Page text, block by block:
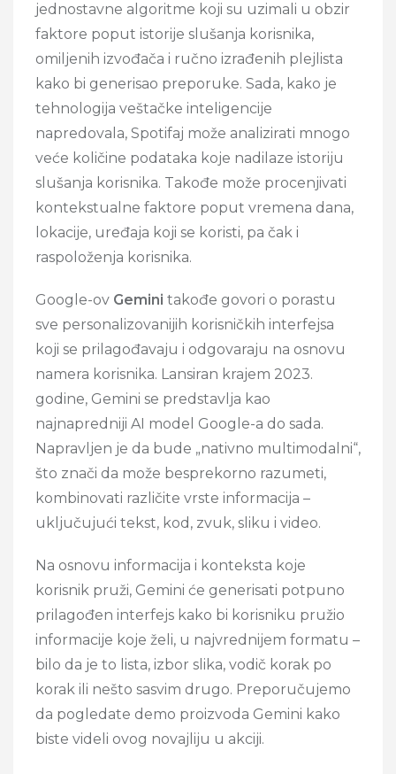
jednostavne algoritme koji su uzimali u obzir
faktore poput istorije slušanja korisnika,
omiljenih izvođača i ručno izrađenih plejlista
kako bi generisao preporuke. Sada, kako je
tehnologija veštačke inteligencije
napredovala, Spotifaj može analizirati mnogo
veće količine podataka koje nadilaze istoriju
slušanja korisnika. Takođe može procenjivati
kontekstualne faktore poput vremena dana,
lokacije, uređaja koji se koristi, pa čak i
raspoloženja korisnika.
Google-ov Gemini takođe govori o porastu
sve personalizovanijih korisničkih interfejsa
koji se prilagođavaju i odgovaraju na osnovu
namera korisnika. Lansiran krajem 2023.
godine, Gemini se predstavlja kao
najnapredniji AI model Google-a do sada.
Napravljen je da bude „nativno multimodalni“,
što znači da može besprekorno razumeti,
kombinovati različite vrste informacija –
uključujući tekst, kod, zvuk, sliku i video.
Na osnovu informacija i konteksta koje
korisnik pruži, Gemini će generisati potpuno
prilagođen interfejs kako bi korisniku pružio
informacije koje želi, u najvrednijem formatu –
bilo da je to lista, izbor slika, vodič korak po
korak ili nešto sasvim drugo. Preporučujemo
da pogledate demo proizvoda Gemini kako
biste videli ovog novajliju u akciji.